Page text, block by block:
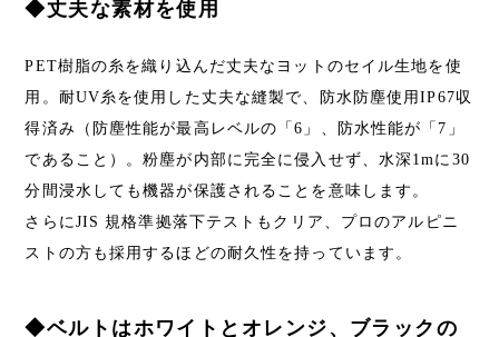
◆丈夫な素材を使用
PET樹脂の糸を織り込んだ丈夫なヨットのセイル生地を使
用。耐UV糸を使用した丈夫な縫製で、防水防塵使用IP67収
得済み（防塵性能が最高レベルの「6」、防水性能が「7」
であること）。粉塵が内部に完全に侵入せず、水深1mに30
分間浸水しても機器が保護されることを意味します。
さらにJIS 規格準拠落下テストもクリア、プロのアルピニ
ストの方も採用するほどの耐久性を持っています。
◆ベルトはホワイトとオレンジ、ブラックの